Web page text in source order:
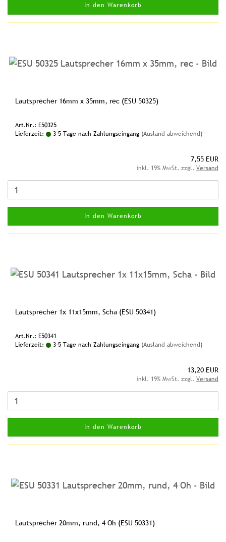
In den Warenkorb
Lautsprecher 16mm x 35mm, rec (ESU 50325)
Art.Nr.: E50325
Lieferzeit:
3-5 Tage nach Zahlungseingang (Ausland abweichend)
7,55 EUR
inkl. 19% MwSt. zzgl. Versand
In den Warenkorb
Lautsprecher 1x 11x15mm, Scha (ESU 50341)
Art.Nr.: E50341
Lieferzeit:
3-5 Tage nach Zahlungseingang (Ausland abweichend)
13,20 EUR
inkl. 19% MwSt. zzgl. Versand
In den Warenkorb
Lautsprecher 20mm, rund, 4 Oh (ESU 50331)